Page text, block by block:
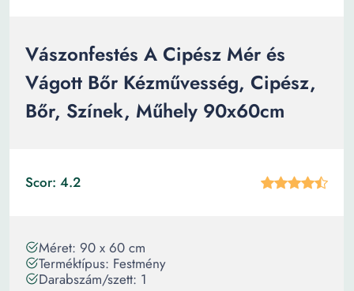
Vászonfestés A Cipész Mér és
Vágott Bőr Kézművesség, Cipész,
Bőr, Színek, Műhely 90x60cm
Scor: 4.2
Méret: 90 x 60 cm
Terméktípus: Festmény
Darabszám/szett: 1